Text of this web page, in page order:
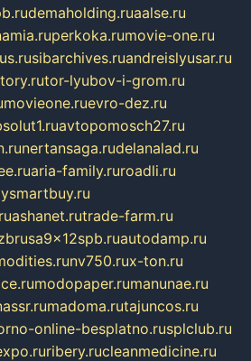
demaholding.ruaalse.ru
perkoka.rumovie-one.ru
sibarchives.ruandreislyusar.ru
tor-lyubov-i-grom.ru
movieone.ruevro-dez.ru
avtopomosch27.ru
nertansaga.rudelanalad.ru
aria-family.ruroadli.ru
ashanet.rutrade-farm.ru
autodamp.ru
nv750.rux-ton.ru
modopaper.rumanunae.ru
madoma.rutajuncos.ru
online-besplatno.rusplclub.ru
ribery.rucleanmedicine.ru